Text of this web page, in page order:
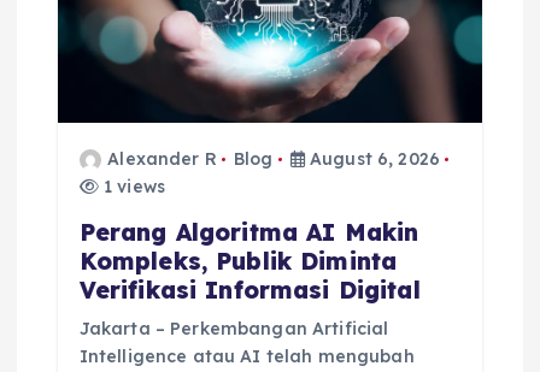
Alexander R Blog
August 6, 2026
1 views
Perang Algoritma AI Makin
Kompleks, Publik Diminta
Verifikasi Informasi Digital
Jakarta – Perkembangan Artificial
Intelligence atau AI telah mengubah